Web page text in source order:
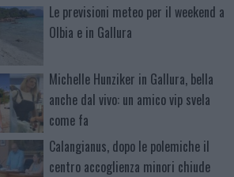
Le previsioni meteo per il weekend a
Olbia e in Gallura
Michelle Hunziker in Gallura, bella
anche dal vivo: un amico vip svela
come fa
Calangianus, dopo le polemiche il
centro accoglienza minori chiude